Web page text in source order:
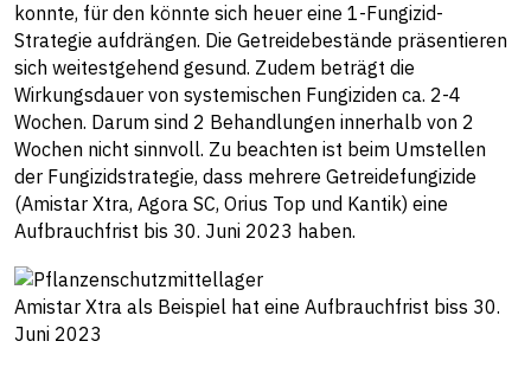
konnte, für den könnte sich heuer eine 1-Fungizid-
Strategie aufdrängen. Die Getreidebestände präsentieren
sich weitestgehend gesund. Zudem beträgt die
Wirkungsdauer von systemischen Fungiziden ca. 2-4
Wochen. Darum sind 2 Behandlungen innerhalb von 2
Wochen nicht sinnvoll. Zu beachten ist beim Umstellen
der Fungizidstrategie, dass mehrere Getreidefungizide
(Amistar Xtra, Agora SC, Orius Top und Kantik) eine
Aufbrauchfrist bis 30. Juni 2023 haben.
Amistar Xtra als Beispiel hat eine Aufbrauchfrist biss 30.
Juni 2023